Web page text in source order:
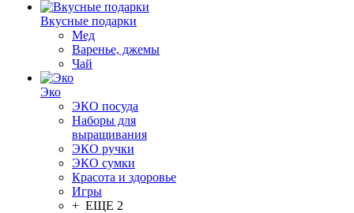
Вкусные подарки
Мед
Варенье, джемы
Чай
Эко
ЭКО посуда
Наборы для
выращивания
ЭКО ручки
ЭКО сумки
Красота и здоровье
Игры
+ ЕЩЕ 2